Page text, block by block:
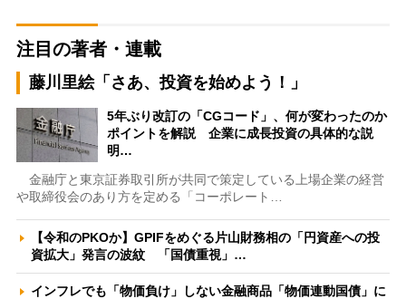
注目の著者・連載
藤川里絵「さあ、投資を始めよう！」
5年ぶり改訂の「CGコード」、何が変わったのか
ポイントを解説 企業に成長投資の具体的な説
明…
金融庁と東京証券取引所が共同で策定している上場企業の経営
や取締役会のあり方を定める「コーポレート…
【令和のPKOか】GPIFをめぐる片山財務相の「円資産への投
資拡大」発言の波紋 「国債重視」…
インフレでも「物価負け」しない金融商品「物価連動国債」に